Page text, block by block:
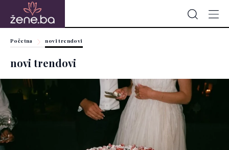
Početna novi trendovi
novi trendovi